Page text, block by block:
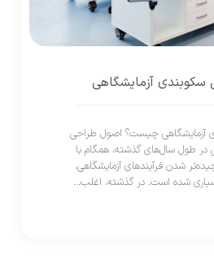
آزمایشگاهی
آزمایشگاهی چیست؟ اصول طراحی
در طول سال‌های گذشته، همگام با
شدن فرآیندهای آزمایشگاهی،
شده است. در گذشته، اغلب...